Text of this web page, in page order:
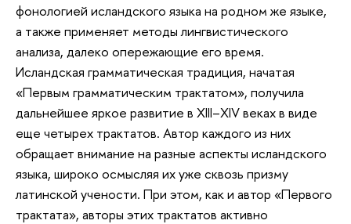
фонологией исландского языка на родном же языке,
а также применяет методы лингвистического
анализа, далеко опережающие его время.
Исландская грамматическая традиция, начатая
«Первым грамматическим трактатом», получила
дальнейшее яркое развитие в XIII–XIV веках в виде
еще четырех трактатов. Автор каждого из них
обращает внимание на разные аспекты исландского
языка, широко осмысляя их уже сквозь призму
латинской учености. При этом, как и автор «Первого
трактата», авторы этих трактатов активно